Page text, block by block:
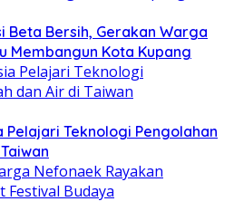
Beta Bersih, Gerakan Warga
Membangun Kota Kupang
Pelajari Teknologi Pengolahan